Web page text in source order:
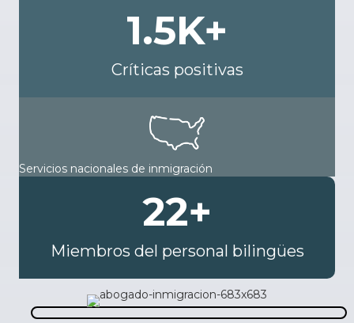
1.5K+
Críticas positivas
Servicios nacionales de inmigración
22+
Miembros del personal bilingües